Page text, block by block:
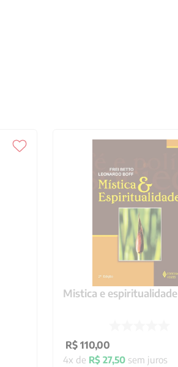
Mistica e espiritualidade
R$ 110,00
4x de R$ 27,50sem juros